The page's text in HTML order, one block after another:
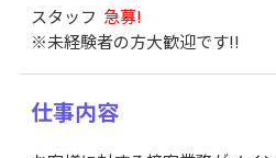
スタッフ 急募!
※未経験者の方大歓迎です!!
仕事内容